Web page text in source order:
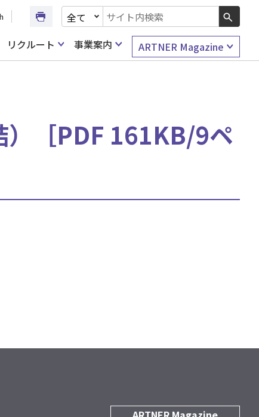
文書種別を選択
検索キーワード入力
リクルート 事業案内 ARTNER Magazine
）［PDF 161KB/9ペ